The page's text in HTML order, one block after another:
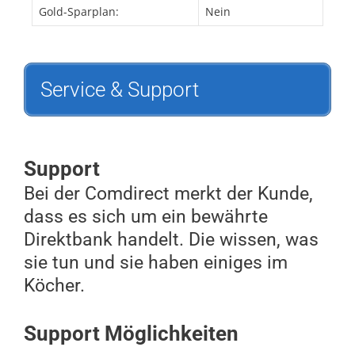
Gold-Sparplan:
Nein
Service & Support
Support
Bei der Comdirect merkt der Kunde,
dass es sich um ein bewährte
Direktbank handelt. Die wissen, was
sie tun und sie haben einiges im
Köcher.
Support Möglichkeiten